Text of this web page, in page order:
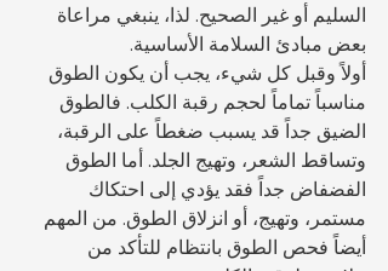
السليم أو غير الصحيح. لذا، ينبغي مراعاة
بعض مبادئ السلامة الأساسية.
أولاً وقبل كل شيء، يجب أن يكون الطوق
مناسباً تماماً لحجم رقبة الكلب. فالطوق
الضيق جداً قد يسبب ضغطاً على الرقبة،
وتساقط الشعر، وتهيج الجلد. أما الطوق
الفضفاض جداً فقد يؤدي إلى احتكاك
مستمر، وتهيج، أو انزلاق الطوق. من المهم
أيضاً فحص الطوق بانتظام للتأكد من